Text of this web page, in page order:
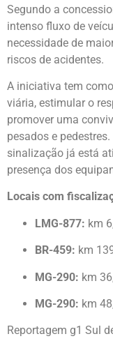
Segundo a
intenso fluxo de
necessidade de
riscos de acidentes.
A iniciativa tem
viária, estimular o
promover uma
pesados e
sinalização já está
presença dos
Locais com
LMG-877: km
BR-459: km
MG-290: km
MG-290: km
Reportagem g1 Sul